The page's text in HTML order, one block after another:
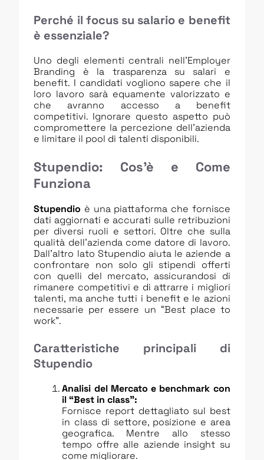
Perché il focus su salario e benefit
è essenziale?
Uno degli elementi centrali nell’Employer
Branding è la trasparenza su salari e
benefit. I candidati vogliono sapere che il
loro lavoro sarà equamente valorizzato e
che avranno accesso a benefit
competitivi. Ignorare questo aspetto può
compromettere la percezione dell’azienda
e limitare il pool di talenti disponibili.
Stupendio: Cos’è e Come
Funziona
Stupendio è una piattaforma che fornisce
dati aggiornati e accurati sulle retribuzioni
per diversi ruoli e settori. Oltre che sulla
qualità dell’azienda come datore di lavoro.
Dall’altro lato Stupendio aiuta le aziende a
confrontare non solo gli stipendi offerti
con quelli del mercato, assicurandosi di
rimanere competitivi e di attrarre i migliori
talenti, ma anche tutti i benefit e le azioni
necessarie per essere un “Best place to
work”.
Caratteristiche principali di
Stupendio
Analisi del Mercato e benchmark con
il “Best in class”:
Fornisce report dettagliato sul best
in class di settore, posizione e area
geografica. Mentre allo stesso
tempo offre alle aziende insight su
come migliorare.